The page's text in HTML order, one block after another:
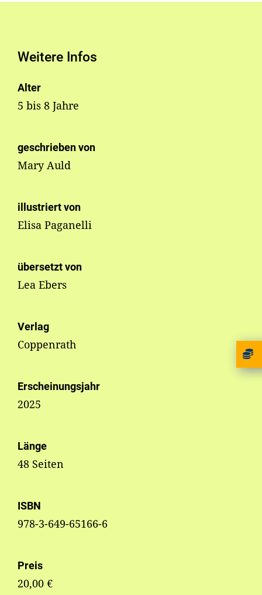
Weitere Infos
Alter
5 bis 8 Jahre
geschrieben von
Mary Auld
illustriert von
Elisa Paganelli
übersetzt von
Lea Ebers
Verlag
Coppenrath
Erscheinungsjahr
2025
Länge
48 Seiten
ISBN
978-3-649-65166-6
Preis
20,00 €